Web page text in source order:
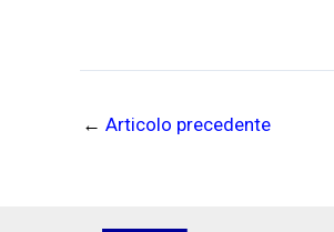
← Articolo precedente